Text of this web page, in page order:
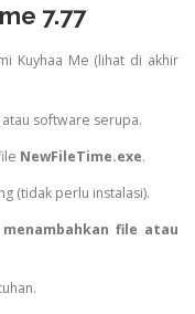
7.77
Kuyhaa Me (lihat di akhir
atau software serupa.
NewFileTime.exe.
(tidak perlu instalasi).
menambahkan file atau